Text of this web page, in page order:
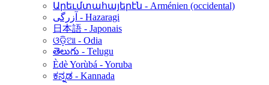
Արեւմտահայերէն - Arménien (occidental)
آزرگی - Hazaragi
日本語 - Japonais
ଓଡ଼ିଆ - Odia
తెలుగు - Telugu
Èdè Yorùbá - Yoruba
ಕನ್ನಡ - Kannada